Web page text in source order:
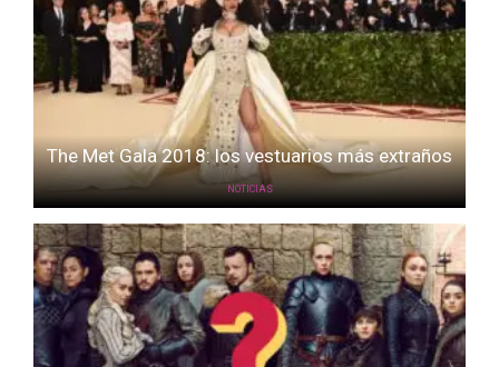
The Met Gala 2018: los vestuarios más extraños
NOTICIAS